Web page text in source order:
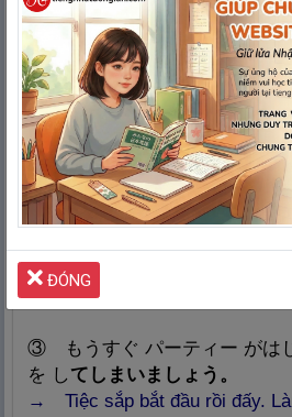
Cách dùng 2: Diễn đạt một sự
hoàn thành
①田中
たなか
さんは ケーキ を食べ
→ Tanaka đã ăn hết sạch cái
② もう
しゅくだい
→ Tôi đã làm xong hết bài tập
③ もうすぐ パーティー がはじ
を してしまいましょう。
→ Tiệc sắp bắt đầu rồi đấy.
ĐÓNG